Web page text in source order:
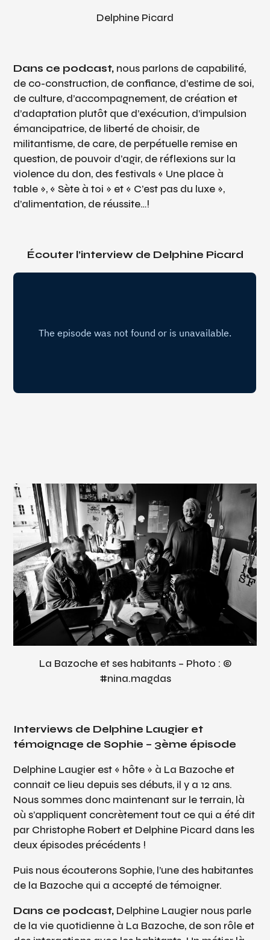
Delphine Picard
Dans ce podcast, nous parlons de capabilité,
de co-construction, de confiance, d’estime de soi,
de culture, d’accompagnement, de création et
d’adaptation plutôt que d’exécution, d’impulsion
émancipatrice, de liberté de choisir, de
militantisme, de care, de perpétuelle remise en
question, de pouvoir d’agir, de réflexions sur la
violence du don, des festivals « Une place à
table », « Sète à toi » et « C’est pas du luxe »,
d’alimentation, de réussite…!
Écouter l’interview de Delphine Picard
La Bazoche et ses habitants – Photo : ©
#nina.magdas
Interviews de Delphine Laugier et
témoignage de Sophie – 3ème épisode
Delphine Laugier est « hôte » à La Bazoche et
connait ce lieu depuis ses débuts, il y a 12 ans.
Nous sommes donc maintenant sur le terrain, là
où s’appliquent concrètement tout ce qui a été dit
par Christophe Robert et Delphine Picard dans les
deux épisodes précédents !
Puis nous écouterons Sophie, l’une des habitantes
de la Bazoche qui a accepté de témoigner.
Dans ce podcast, Delphine Laugier nous parle
de la vie quotidienne à La Bazoche, de son rôle et